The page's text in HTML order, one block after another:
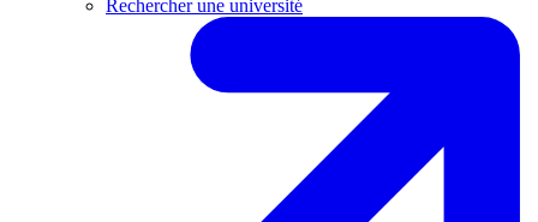
Rechercher une université